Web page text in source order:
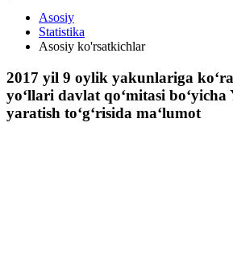
Asosiy
Statistika
Asosiy ko'rsatkichlar
2017 yil 9 oylik yakunlariga
yo‘llari davlat qo‘mitasi
yaratish to‘g‘risida ma‘lumot